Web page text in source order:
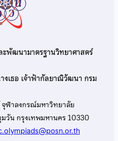
ะพัฒนามาตรฐานวิทยาศาสตร์
งเธอ เจ้าฟ้ากัลยาณิวัฒนา กรม
ฬาลงกรณ์มหาวิทยาลัย
วัน กรุงเทพมหานคร 10330